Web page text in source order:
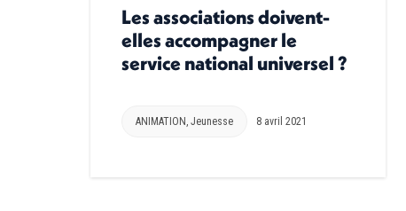
Les associations doivent-
elles accompagner le
service national universel ?
ANIMATION , Jeunesse 8 avril 2021